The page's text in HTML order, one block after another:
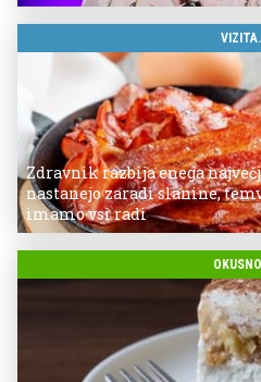
Zdravnik razbija enega
nastanejo zaradi slanine,
imamo vsi radi